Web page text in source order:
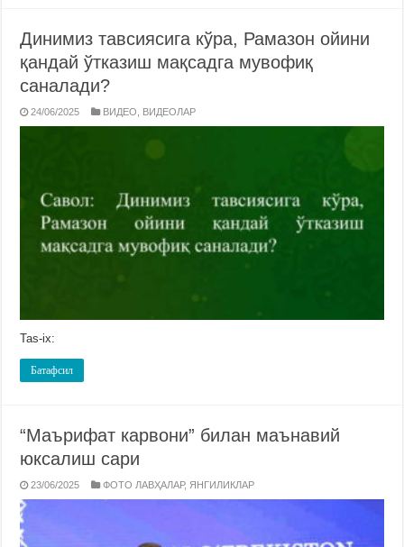
Динимиз тавсиясига кўра, Рамазон ойини
қандай ўтказиш мақсадга мувофиқ
саналади?
24/06/2025 ВИДЕО ВИДЕОЛАР
Tas-ix:
Батафсил
“Маърифат карвони” билан маънавий
юксалиш сари
23/06/2025 ФОТО ЛАВҲАЛАР, ЯНГИЛИКЛАР